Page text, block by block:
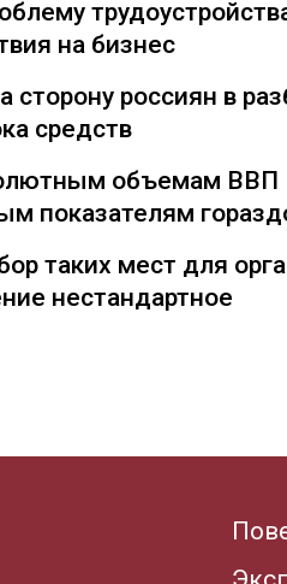
на бизнес
россиян в
средств
объемам ВВП
показателям
таких мест для
нестандартное